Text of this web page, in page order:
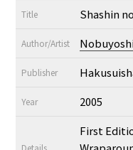
Title Shashin
Author/Artist
Publisher
Year 2005
First